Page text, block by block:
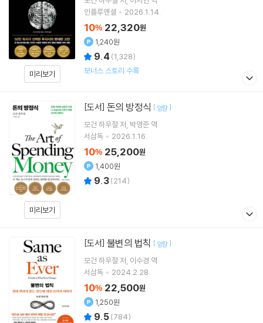
미리보기
인플루엔셜
2026.1.14.
10% 22,320원
1,240원
9.4 (1,328)
보너스 스토리 수록
미리보기
[도서] 돈의 방정식 [ 양장]
모건 하우절 저 박영준 역
서삼독
2026.1.16.
10% 25,200원
1,400원
9.3(214)
[도서] 불변의 법칙 [ 양장]
모건 하우절 저 이수경 역
서삼독
2024.2.28.
10% 22,500원
1,250원
9.5(784)